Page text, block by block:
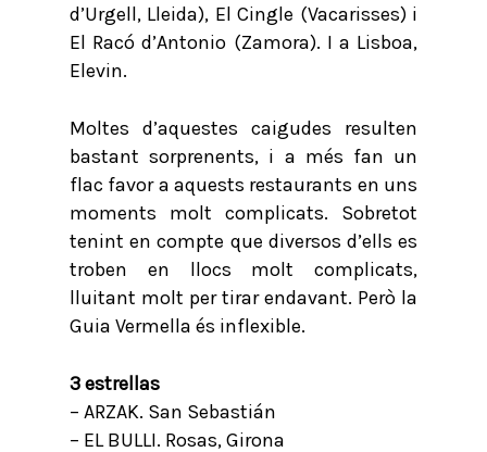
d’Urgell, Lleida), El Cingle (Vacarisses) i
El Racó d’Antonio (Zamora). I a Lisboa,
Elevin.
Moltes d’aquestes caigudes resulten
bastant sorprenents, i a més fan un
flac favor a aquests restaurants en uns
moments molt complicats. Sobretot
tenint en compte que diversos d’ells es
troben en llocs molt complicats,
lluitant molt per tirar endavant. Però la
Guia Vermella és inflexible.
3 estrellas
– ARZAK. San Sebastián
– EL BULLI. Rosas, Girona